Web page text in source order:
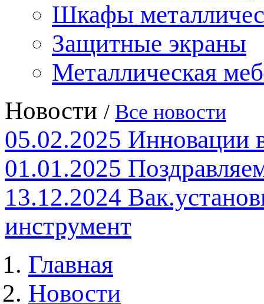
Шкафы
Защитные экраны
Металлическая
Новости / Все новости
05.02.2025 Инновации
01.01.2025
13.12.2024
инструмент
Главная
Новости